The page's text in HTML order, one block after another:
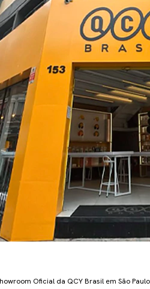
Oficial da QCY Brasil em São